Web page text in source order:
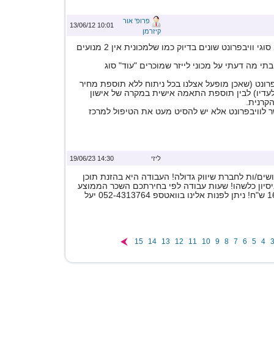
10:01 13/06/12
פרופ' אור
קיזרמן
למכשיר לייזר אין 2 סוגי וויבפרונט שונים בדיוק כמו שלמכונית אין 2 מנועים
מה דעתי על מכוני לייזר שמוכרים "עוד" סוג
(שאכן מופעל אצלנו בכל ניתוח ללא תוספת מחיר
לבין תוספת התאמה אישית במקרה של אישון
לוויבפרונט אלא יש להסיט מעט את הטיפול למרכז
14:30 19/06/23 ליזי
ות לחברת שיווק גדולה! העבודה היא בהזנת תוכן
כלשהו! שעות עבודה לפי בחירתכם השכר הממוצע
3
4
5
6
7
8
9
10
11
12
13
14
15